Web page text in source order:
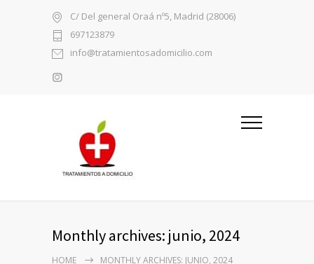
C/ Del general Oraá nº5, Madrid (28006)
697123879
info@tratamientosadomicilio.com
Monthly archives: junio, 2024
HOME MONTHLY ARCHIVES: JUNIO, 2024